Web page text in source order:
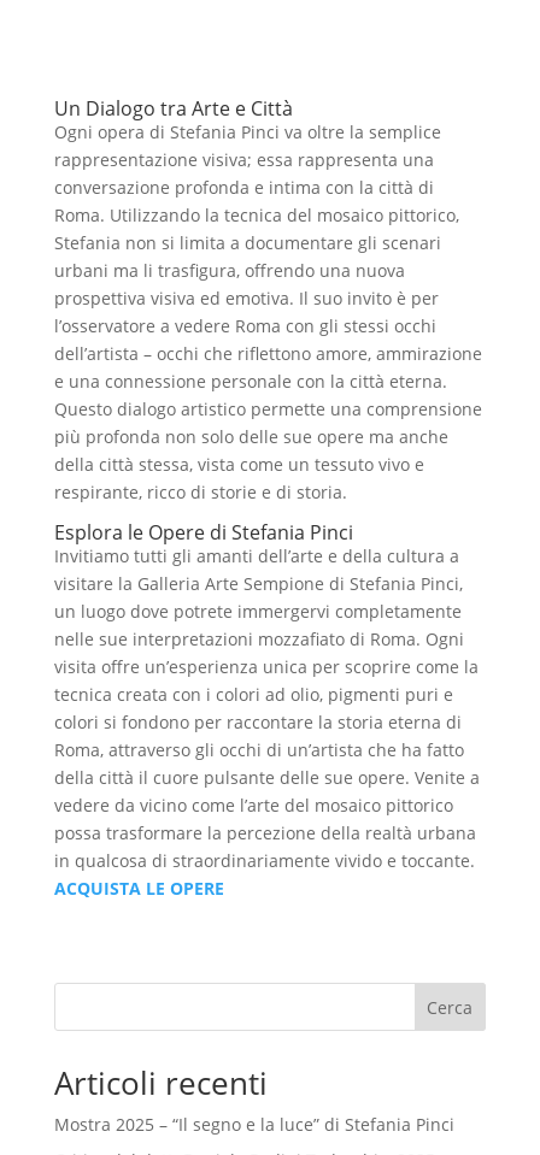
Un Dialogo tra Arte e Città
Ogni opera di Stefania Pinci va oltre la semplice
rappresentazione visiva; essa rappresenta una
conversazione profonda e intima con la città di
Roma. Utilizzando la tecnica del mosaico pittorico,
Stefania non si limita a documentare gli scenari
urbani ma li trasfigura, offrendo una nuova
prospettiva visiva ed emotiva. Il suo invito è per
l’osservatore a vedere Roma con gli stessi occhi
dell’artista – occhi che riflettono amore, ammirazione
e una connessione personale con la città eterna.
Questo dialogo artistico permette una comprensione
più profonda non solo delle sue opere ma anche
della città stessa, vista come un tessuto vivo e
respirante, ricco di storie e di storia.
Esplora le Opere di Stefania Pinci
Invitiamo tutti gli amanti dell’arte e della cultura a
visitare la Galleria Arte Sempione di Stefania Pinci,
un luogo dove potrete immergervi completamente
nelle sue interpretazioni mozzafiato di Roma. Ogni
visita offre un’esperienza unica per scoprire come la
tecnica creata con i colori ad olio, pigmenti puri e
colori si fondono per raccontare la storia eterna di
Roma, attraverso gli occhi di un’artista che ha fatto
della città il cuore pulsante delle sue opere. Venite a
vedere da vicino come l’arte del mosaico pittorico
possa trasformare la percezione della realtà urbana
in qualcosa di straordinariamente vivido e toccante.
ACQUISTA LE OPERE
Cerca
Articoli recenti
Mostra 2025 – “Il segno e la luce” di Stefania Pinci